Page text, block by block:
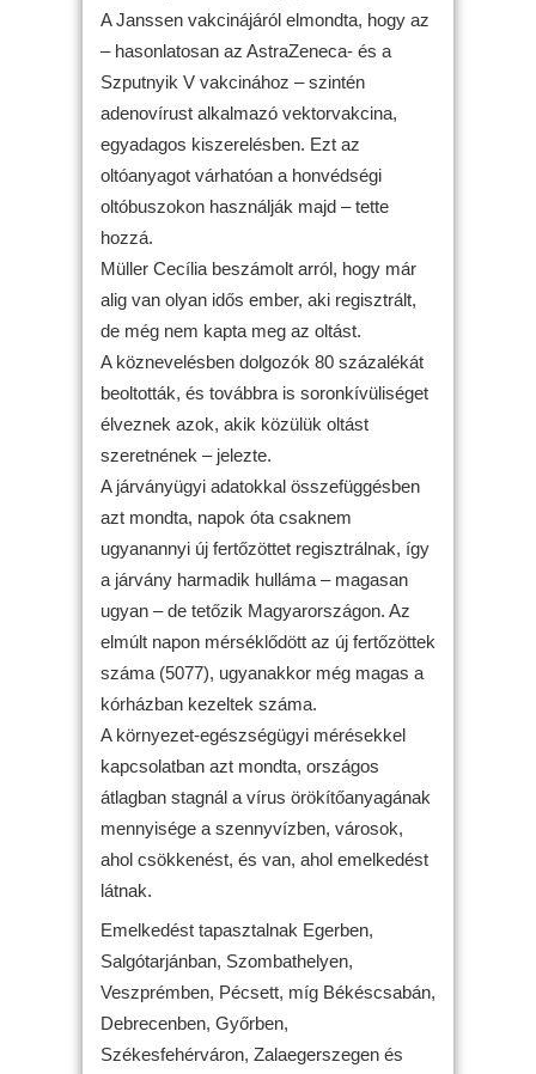
A Janssen vakcinájáról elmondta, hogy az
– hasonlatosan az AstraZeneca- és a
Szputnyik V vakcinához – szintén
adenovírust alkalmazó vektorvakcina,
egyadagos kiszerelésben. Ezt az
oltóanyagot várhatóan a honvédségi
oltóbuszokon használják majd – tette
hozzá.
Müller Cecília beszámolt arról, hogy már
alig van olyan idős ember, aki regisztrált,
de még nem kapta meg az oltást.
A köznevelésben dolgozók 80 százalékát
beoltották, és továbbra is soronkívüliséget
élveznek azok, akik közülük oltást
szeretnének – jelezte.
A járványügyi adatokkal összefüggésben
azt mondta, napok óta csaknem
ugyanannyi új fertőzöttet regisztrálnak, így
a járvány harmadik hulláma – magasan
ugyan – de tetőzik Magyarországon. Az
elmúlt napon mérséklődött az új fertőzöttek
száma (5077), ugyanakkor még magas a
kórházban kezeltek száma.
A környezet-egészségügyi mérésekkel
kapcsolatban azt mondta, országos
átlagban stagnál a vírus örökítőanyagának
mennyisége a szennyvízben, városok,
ahol csökkenést, és van, ahol emelkedést
látnak.
Emelkedést tapasztalnak Egerben,
Salgótarjánban, Szombathelyen,
Veszprémben, Pécsett, míg Békéscsabán,
Debrecenben, Győrben,
Székesfehérváron, Zalaegerszegen és